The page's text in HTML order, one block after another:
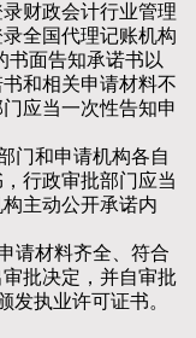
财政会计行业管理
全国代理记账机构
书面告知承诺书以
和相关申请材料不
应当一次性告知申
和申请机构各自
行政审批部门应当
主动公开承诺内
材料齐全、符合
批决定，并自审批
发执业许可证书。